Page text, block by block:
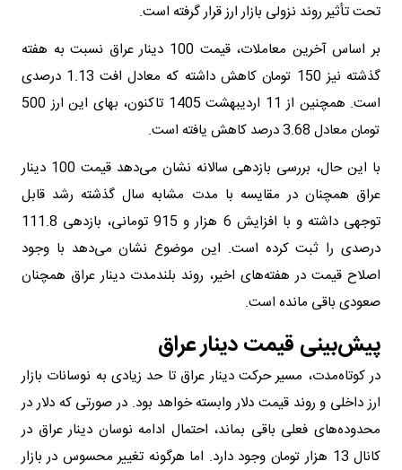
تحت تأثیر روند نزولی بازار ارز قرار گرفته است.
بر اساس آخرین معاملات، قیمت 100 دینار عراق نسبت به هفته
گذشته نیز 150 تومان کاهش داشته که معادل افت 1.13 درصدی
است. همچنین از 11 اردیبهشت 1405 تاکنون، بهای این ارز 500
تومان معادل 3.68 درصد کاهش یافته است.
با این حال، بررسی بازدهی سالانه نشان می‌دهد قیمت 100 دینار
عراق همچنان در مقایسه با مدت مشابه سال گذشته رشد قابل
توجهی داشته و با افزایش 6 هزار و 915 تومانی، بازدهی 111.8
درصدی را ثبت کرده است. این موضوع نشان می‌دهد با وجود
اصلاح قیمت در هفته‌های اخیر، روند بلندمدت دینار عراق همچنان
صعودی باقی مانده است.
پیش‌بینی قیمت دینار عراق
در کوتاه‌مدت، مسیر حرکت دینار عراق تا حد زیادی به نوسانات بازار
ارز داخلی و روند قیمت دلار وابسته خواهد بود. در صورتی که دلار در
محدوده‌های فعلی باقی بماند، احتمال ادامه نوسان دینار عراق در
کانال 13 هزار تومان وجود دارد. اما هرگونه تغییر محسوس در بازار